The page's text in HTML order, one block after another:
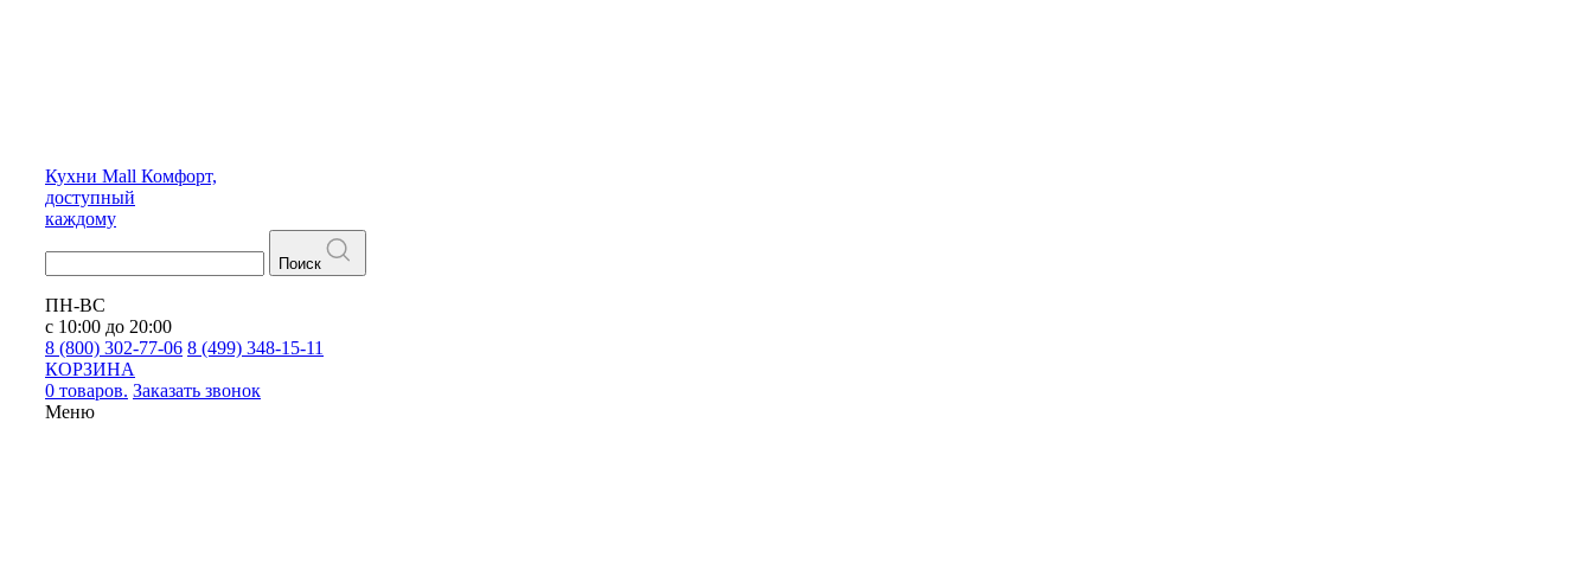
Кухни Mall Комфорт,
доступный
каждому
Поиск
ПН-ВС
с 10:00 до 20:00
8 (800) 302-77-06 8 (499) 348-15-11
КОРЗИНА
0 товаров. Заказать звонок
Меню